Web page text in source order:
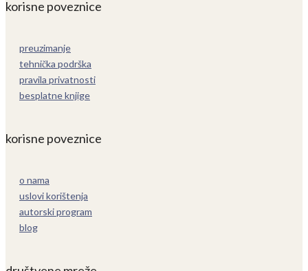
korisne poveznice
preuzimanje
tehnička podrška
pravila privatnosti
besplatne knjige
korisne poveznice
o nama
uslovi korištenja
autorski program
blog